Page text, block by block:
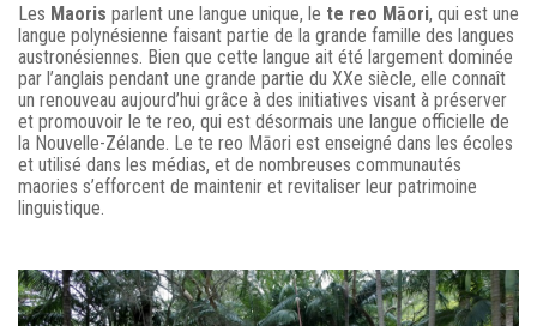
Les Maoris parlent une langue unique, le te reo Māori, qui est une
langue polynésienne faisant partie de la grande famille des langues
austronésiennes. Bien que cette langue ait été largement dominée
par l’anglais pendant une grande partie du XXe siècle, elle connaît
un renouveau aujourd’hui grâce à des initiatives visant à préserver
et promouvoir le te reo, qui est désormais une langue officielle de
la Nouvelle-Zélande. Le te reo Māori est enseigné dans les écoles
et utilisé dans les médias, et de nombreuses communautés
maories s’efforcent de maintenir et revitaliser leur patrimoine
linguistique.